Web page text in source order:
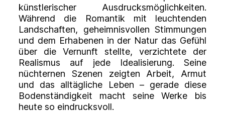
künstlerischer Ausdrucksmöglichkeiten.
Während die Romantik mit leuchtenden
Landschaften, geheimnisvollen Stimmungen
und dem Erhabenen in der Natur das Gefühl
über die Vernunft stellte, verzichtete der
Realismus auf jede Idealisierung. Seine
nüchternen Szenen zeigten Arbeit, Armut
und das alltägliche Leben – gerade diese
Bodenständigkeit macht seine Werke bis
heute so eindrucksvoll.